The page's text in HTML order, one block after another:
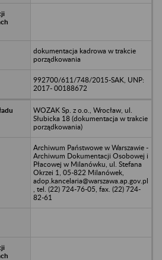
dokumentacja kadrowa w trakcie
porządkowania
992700/611/748/2015-SAK, UNP:
2017- 00188672
WOZAK Sp. z o.o., Wrocław, ul.
Słubicka 18 (dokumentacja w trakcie
porządkowania)
Archiwum Państwowe w Warszawie -
Archiwum Dokumentacji Osobowej i
Płacowej w Milanówku, ul. Stefana
Okrzei 1, 05-822 Milanówek,
adop.kancelaria@warszawa.ap.gov.pl
, tel. (22) 724-76-05, fax. (22) 724-
82-61